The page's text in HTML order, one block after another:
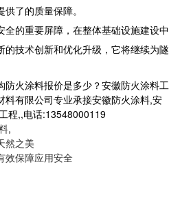
了的质量保障。
的重要屏障，在整体基础设施建设中
技术创新和优化升级，它将继续为隧
火涂料报价是多少？安徽防火涂料工
有限公司专业承接安徽防火涂料,安
程,,电话:13548000119
,
然之美
效保障应用安全